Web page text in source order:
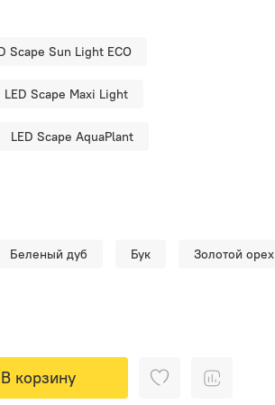
В корзину
Scape Sun Light ECO
LED Scape Maxi Light
LED Scape AquaPlant
Беленый дуб Бук Золотой орех